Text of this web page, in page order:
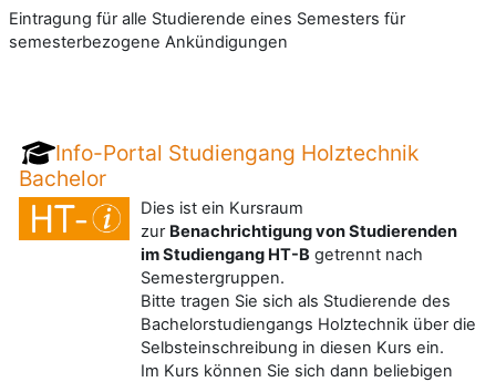
Eintragung für alle Studierende eines Semesters für
semesterbezogene Ankündigungen
Info-Portal Studiengang Holztechnik
Bachelor
Dies ist ein Kursraum
zur Benachrichtigung von Studierenden
im Studiengang HT-B getrennt nach
Semestergruppen.
Bitte tragen Sie sich als Studierende des
Bachelorstudiengangs Holztechnik über die
Selbsteinschreibung in diesen Kurs ein.
Im Kurs können Sie sich dann beliebigen